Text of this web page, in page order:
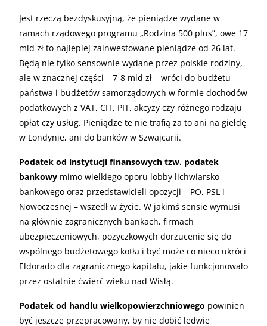
Jest rzeczą bezdyskusyjną, że pieniądze wydane w
ramach rządowego programu „Rodzina 500 plus”, owe 17
mld zł to najlepiej zainwestowane pieniądze od 26 lat.
Będą nie tylko sensownie wydane przez polskie rodziny,
ale w znacznej części – 7-8 mld zł – wróci do budżetu
państwa i budżetów samorządowych w formie dochodów
podatkowych z VAT, CIT, PIT, akcyzy czy różnego rodzaju
opłat czy usług. Pieniądze te nie trafią za to ani na giełdę
w Londynie, ani do banków w Szwajcarii.
Podatek od instytucji finansowych tzw. podatek
bankowy mimo wielkiego oporu lobby lichwiarsko-
bankowego oraz przedstawicieli opozycji – PO, PSL i
Nowoczesnej – wszedł w życie. W jakimś sensie wymusi
na głównie zagranicznych bankach, firmach
ubezpieczeniowych, pożyczkowych dorzucenie się do
wspólnego budżetowego kotła i być może co nieco ukróci
Eldorado dla zagranicznego kapitału, jakie funkcjonowało
przez ostatnie ćwierć wieku nad Wisłą.
Podatek od handlu wielkopowierzchniowego powinien
być jeszcze przepracowany, by nie dobić ledwie